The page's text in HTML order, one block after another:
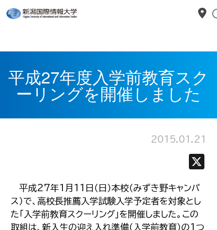
平成27年度入学前教育スク
ーリングを開催しました
2015.01.21
平成27年1月11日（日）本校（みずき野キャンパ
ス）で、高校長推薦入学試験入学予定者を対象とし
た「入学前教育スクーリング」を開催しました。この
取組は、新入生の迎え入れ準備（入学前教育）の1つ